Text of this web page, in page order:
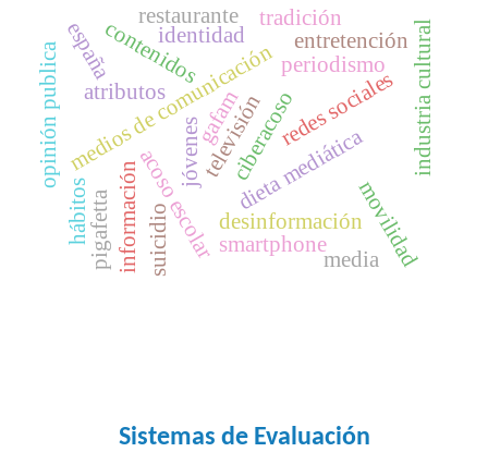
dieta mediática
jóvenes
medios de comunicaciónredes sociales
desinformación
acoso escolar
ciberacoso
suicidio
opinión publica periodismo
televisión
smartphone movilidad
contenidos
información
entretención industria cultural
atributos
pigafetta
identidad
tradición
restaurante
españa
media
gafam
hábitos
Sistemas de Evaluación